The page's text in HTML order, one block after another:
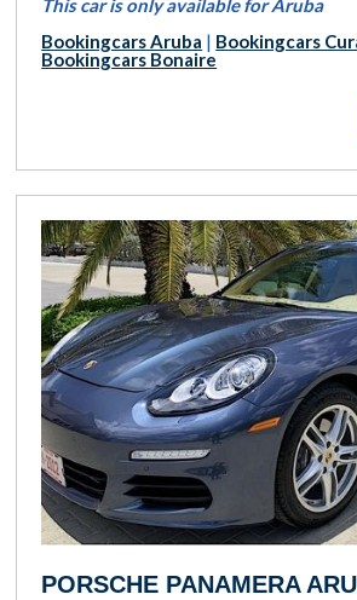
This car is only available for Aruba
Bookingcars Aruba | Bookingcars
Bookingcars Bonaire
PORSCHE PANAMERA